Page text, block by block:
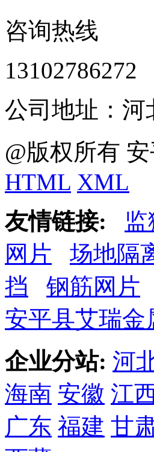
咨询热线
13102786272
公司地址：河
@版权所有
HTML XML
友情链接:
网片
场地隔
挡
钢筋网片
安平县艾瑞金
企业分站: 河
海南 安徽 江
广东 福建 甘